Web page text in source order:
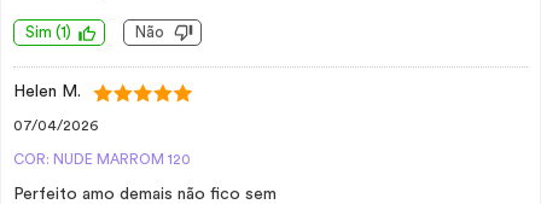
Sim (1) Não
Helen M.
07/04/2026
COR: NUDE MARROM 120
Perfeito amo demais não fico sem